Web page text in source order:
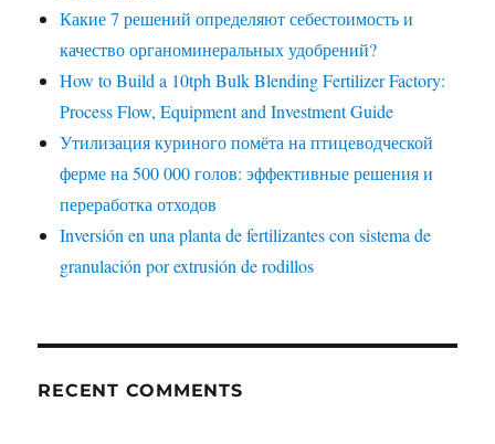
Какие 7 решений определяют себестоимость и
качество органоминеральных удобрений?
How to Build a 10tph Bulk Blending Fertilizer Factory:
Process Flow, Equipment and Investment Guide
Утилизация куриного помёта на птицеводческой
ферме на 500 000 голов: эффективные решения и
переработка отходов
Inversión en una planta de fertilizantes con sistema de
granulación por extrusión de rodillos
RECENT COMMENTS